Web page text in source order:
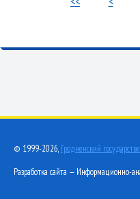
© 1999-2026, Гродненский
Разработка сайта — Информационно-